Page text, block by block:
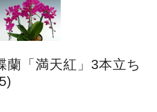
蘭「満天紅」3本立ち